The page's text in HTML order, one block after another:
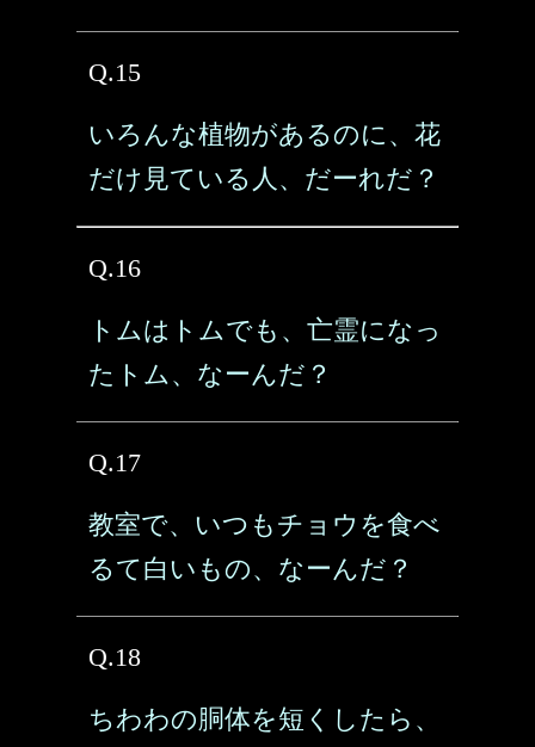
Q.15
いろんな植物があるのに、花
だけ見ている人、だーれだ？
Q.16
トムはトムでも、亡霊になっ
たトム、なーんだ？
Q.17
教室で、いつもチョウを食べ
るて白いもの、なーんだ？
Q.18
ちわわの胴体を短くしたら、